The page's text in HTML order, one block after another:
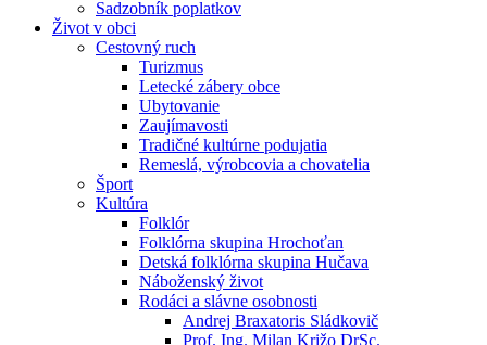
Sadzobník poplatkov
Život v obci
Cestovný ruch
Turizmus
Letecké zábery obce
Ubytovanie
Zaujímavosti
Tradičné kultúrne podujatia
Remeslá, výrobcovia a chovatelia
Šport
Kultúra
Folklór
Folklórna skupina Hrochoťan
Detská folklórna skupina Hučava
Náboženský život
Rodáci a slávne osobnosti
Andrej Braxatoris Sládkovič
Prof. Ing. Milan Križo DrSc.